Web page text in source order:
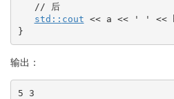
// 后
std:: cout << a << ' ' <<
}
输出：
5 3